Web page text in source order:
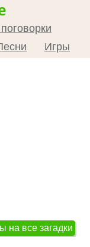
Игры
на все загадки